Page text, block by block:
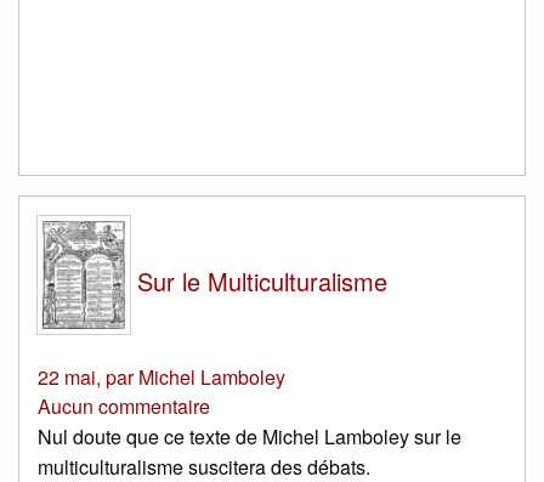
Sur le Multiculturalisme
22 mai, parMichel Lamboley
Aucun commentaire
Nul doute que ce texte de Michel Lamboley sur le
multiculturalisme suscitera des débats.